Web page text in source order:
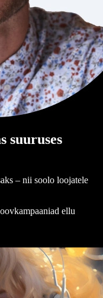
suuruses
– nii soolo loojatele
ellu